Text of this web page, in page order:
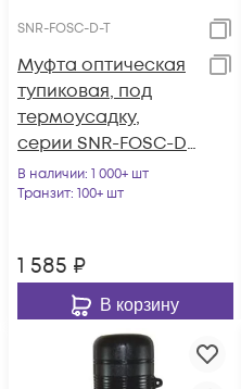
SNR-FOSC-D-T
Муфта оптическая
тупиковая, под
термоусадку,
серии SNR-FOSC-D-
T (GPJ-D-T)
В наличии: 1 000+ шт
Транзит: 100+ шт
1 585 ₽
В корзину